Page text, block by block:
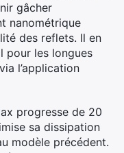
gâcher
nanométrique
des reflets. Il en
pour les longues
l’application
progresse de 20
sa dissipation
modèle précédent.